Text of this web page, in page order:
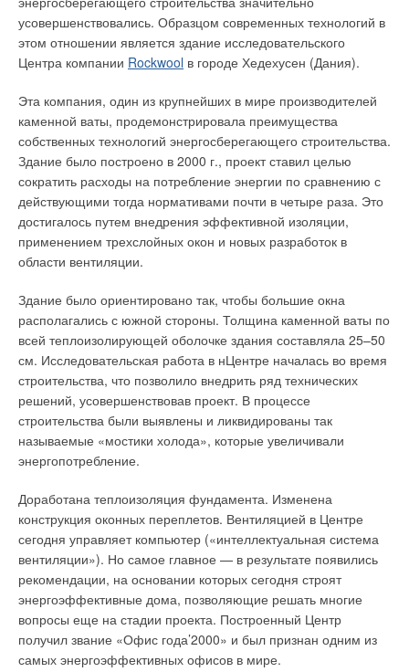
усовершенствовались. Образцом современных технологий в
этом отношении является здание исследовательского
Центра компании Rockwool в городе Хедехусен (Дания).
Эта компания, один из крупнейших в мире производителей
каменной ваты, продемонстрировала преимущества
собственных технологий энергосберегающего строительства.
Здание было построено в 2000 г., проект ставил целью
сократить расходы на потребление энергии по сравнению с
действующими тогда нормативами почти в четыре раза. Это
достигалось путем внедрения эффективной изоляции,
применением трехслойных окон и новых разработок в
области вентиляции.
Здание было ориентировано так, чтобы большие окна
располагались с южной стороны. Толщина каменной ваты по
всей теплоизолирующей оболочке здания составляла 25–50
см. Исследовательская работа в нЦентре началась во время
строительства, что позволило внедрить ряд технических
решений, усовершенствовав проект. В процессе
строительства были выявлены и ликвидированы так
называемые «мостики холода», которые увеличивали
энергопотребление.
Доработана теплоизоляция фундамента. Изменена
конструкция оконных переплетов. Вентиляцией в Центре
сегодня управляет компьютер («интеллектуальная система
вентиляции»). Но самое главное — в результате появились
рекомендации, на основании которых сегодня строят
энергоэффективные дома, позволяющие решать многие
вопросы еще на стадии проекта. Построенный Центр
получил звание «Офис года’2000» и был признан одним из
самых энергоэффективных офисов в мире.
искровым зажиганием (аналог автомобильного бензинового
двигателя), причем двигатели с искровым зажиганием могут
работать на чистом газе (природный газ, биогаз и другие
газы); с воспламенением от сжатия (аналог автомобильного
топливе или природном газе (с добавлением 5 % дизельного
топлива для обеспечения воспламенения топливной смеси).
Единичные мощности поршневых машин лежат в пределах
от 0,2 до 20 МВт для дизелей и от 3 кВт до 6 МВт для
искровых двигателей. Для них характерны следующие
весомые достоинства: высокая производительность;
эффективная работа в широком спектре нагрузок (от 30 до
100 %); многообразие моделей по выходной мощности;
нескольких его видах; преобладание производства
электроэнергии; имеется возможность использования
теплоты от охлаждения элементов машины.
Газотурбинные установки способны производить гораздо
большее количество теплоты по сравнению с
газопоршневыми, что позволяет комплектовать ими мини-
ТЭС мощностью свыше 30 МВт. В газовых турбинах газ,
нагнетаемый в камеру сгорания компрессором,
смесь, и поджигается. Образующиеся продукты сгорания с
высокой температурой (900–1200 °C), проходя через
несколько рядов лопаток, установленных на валу турбины,
приводят к ее вращению.
Механическая энергия вала турбины передается к
электрическому генератору, где преобразуется в
электроэнергию. Тепловая энергия выходящих из турбины
газов поступает в теплоутилизатор. Механическая энергия